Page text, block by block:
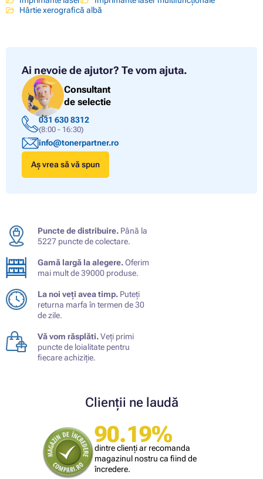
Hârtie xerografică albă
Ai nevoie de ajutor? Te vom ajuta.
Consultant
de selectie
031 630 8312
(8:00 - 16:30)
info@tonerpartner.ro
Aș vrea să vă spun
Puncte de distribuire. Până la
5227 puncte de colectare.
Gamă largă la alegere.Oferim
mai mult de 39000 produse.
La noi veți avea timp. Puteți
returna marfa în termen de 30
de zile.
Vă vom răsplăti.Veți primi
puncte de loialitate pentru
fiecare achiziție.
Clienții ne laudă
90.19%
dintre clienți ar recomanda
magazinul nostru ca fiind de
încredere.